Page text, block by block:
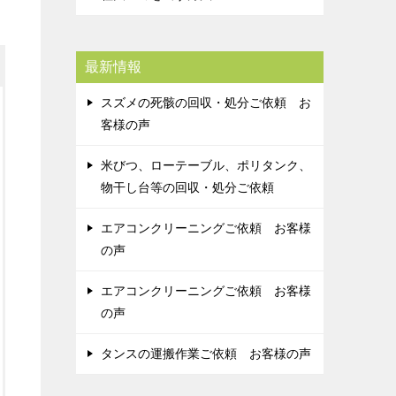
最新情報
スズメの死骸の回収・処分ご依頼 お
客様の声
米びつ、ローテーブル、ポリタンク、
物干し台等の回収・処分ご依頼
エアコンクリーニングご依頼 お客様
の声
エアコンクリーニングご依頼 お客様
の声
タンスの運搬作業ご依頼 お客様の声